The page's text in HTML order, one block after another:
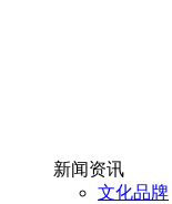
新闻资讯
文化品牌